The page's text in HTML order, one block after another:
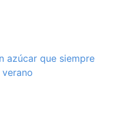
azúcar que siempre